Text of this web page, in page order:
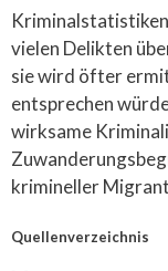
vielen Delikten
sie wird öfter
entsprechen
wirksame
krimineller
Quellenverzeichnis